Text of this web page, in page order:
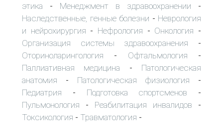
этика - Менеджмент в здравоохранении -
Наследственные, генные болезни - Неврология
и нейрохирургия - Нефрология - Онкология -
Организация системы здравоохранения -
Оториноларингология - Офтальмология -
Паллиативная медицина - Патологическая
анатомия - Патологическая физиология -
Педиатрия - Подготовка спортсменов -
Пульмонология - Реабилитация инвалидов -
Токсикология - Травматология -